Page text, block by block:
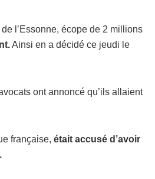
l’Essonne, écope de 2 millions
Ainsi en a décidé ce jeudi le
ont annoncé qu’ils allaient
française, était accusé d’avoir